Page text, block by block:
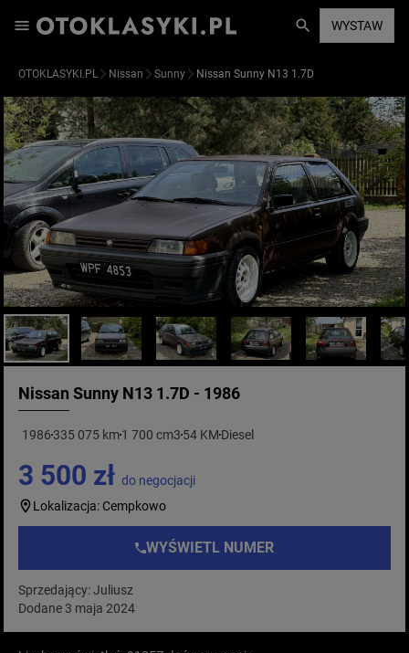
WYSTAW
OTOKLASYKI.PL Nissan Sunny Nissan Sunny N13 1.7D
Nissan Sunny N13 1.7D - 1986
1986 335 075 km1 700 cm3 54 KM Diesel
3 500 zł do negocjacji
Lokalizacja: Cempkowo
WYŚWIETL NUMER
Sprzedający: Juliusz
Dodane 3 maja 2024